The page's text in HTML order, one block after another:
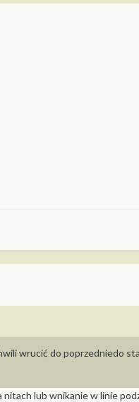
wrucić do poprzedniedo
nitach lub wnikanie w linie